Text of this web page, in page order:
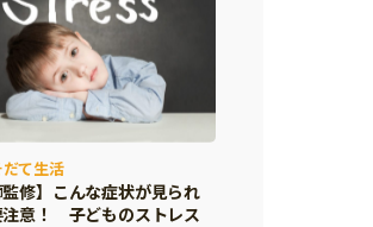
だて生活
監修】こんな症状が見られ
注意！ 子どものストレス